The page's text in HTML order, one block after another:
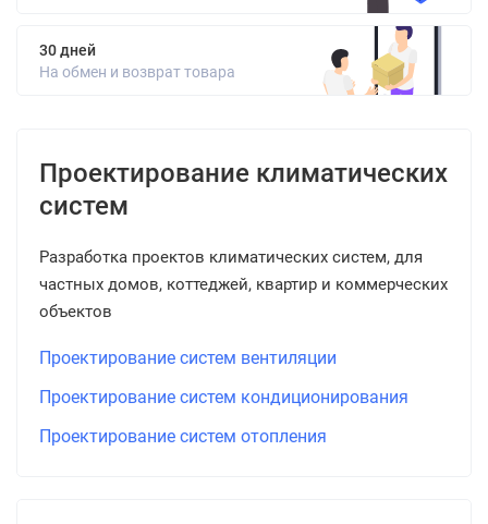
30 дней
На обмен и возврат товара
Проектирование климатических
систем
Разработка проектов климатических систем, для
частных домов, коттеджей, квартир и коммерческих
объектов
Проектирование систем вентиляции
Проектирование систем кондиционирования
Проектирование систем отопления